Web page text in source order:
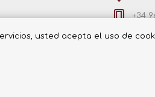
+34
usted acepta el uso de